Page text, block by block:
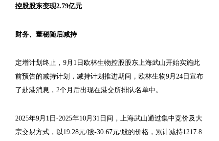
控股股东变现2.79亿元
财务、董秘随后减持
定增计划终止，9月1日欧林生物控股股东上海武山开始实施此
前预告的减持计划，减持计划推进期间，欧林生物9月24日宣布
了赴港消息，2个月后出现在港交所排队名单中。
2025年9月1日-2025年10月31日间，上海武山通过集中竞价及大
宗交易方式，以19.28元/股-30.67元/股的价格，累计减持1217.8